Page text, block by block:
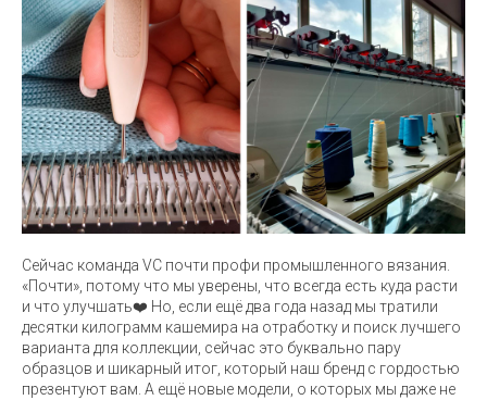
Сейчас команда VC почти профи промышленного вязания.
«Почти», потому что мы уверены, что всегда есть куда расти
и что улучшать❤️ Но, если ещё два года назад мы тратили
десятки килограмм кашемира на отработку и поиск лучшего
варианта для коллекции, сейчас это буквально пару
образцов и шикарный итог, который наш бренд с гордостью
презентуют вам. А ещё новые модели, о которых мы даже не